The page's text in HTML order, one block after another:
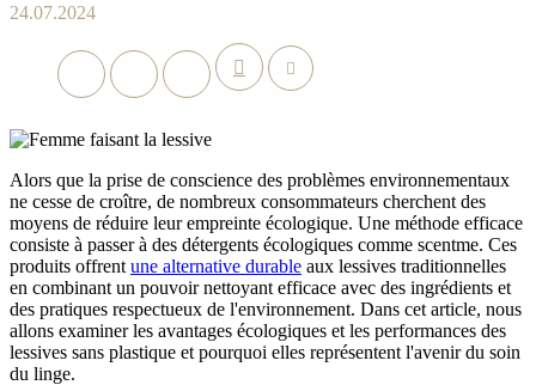
24.07.2024
Alors que la prise de conscience des problèmes environnementaux
ne cesse de croître, de nombreux consommateurs cherchent des
moyens de réduire leur empreinte écologique. Une méthode efficace
consiste à passer à des détergents écologiques comme scentme. Ces
produits offrent une alternative durable aux lessives traditionnelles
en combinant un pouvoir nettoyant efficace avec des ingrédients et
des pratiques respectueux de l'environnement. Dans cet article, nous
allons examiner les avantages écologiques et les performances des
lessives sans plastique et pourquoi elles représentent l'avenir du soin
du linge.